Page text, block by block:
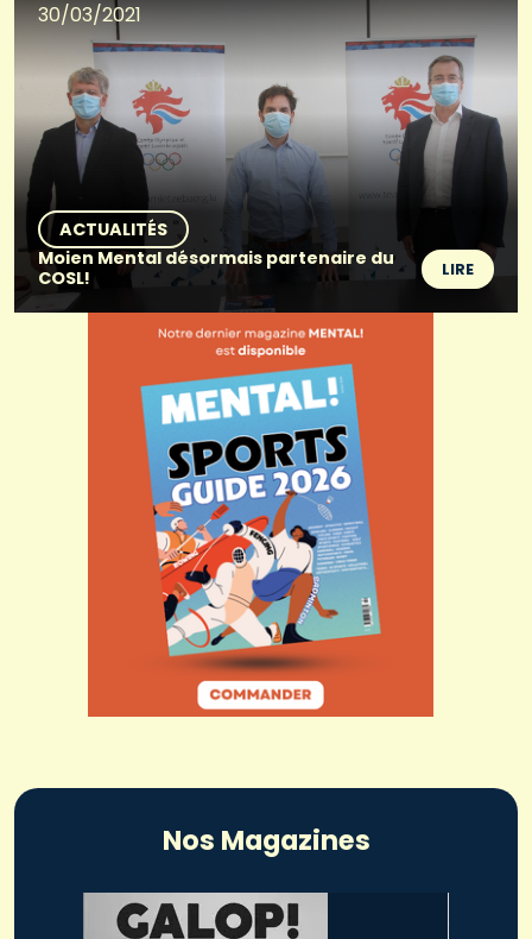
30/03/2021
ACTUALITÉS
Moien Mental désormais partenaire du
COSL!
LIRE
Nos Magazines